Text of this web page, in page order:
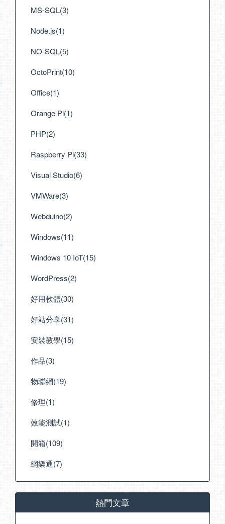
MS-SQL(3)
Node.js(1)
NO-SQL(5)
OctoPrint(10)
Office(1)
Orange Pi(1)
PHP(2)
Raspberry Pi(33)
Visual Studio(6)
VMWare(3)
Webduino(2)
Windows(11)
Windows 10 IoT(15)
WordPress(2)
好用軟體(30)
好站分享(31)
安裝教學(15)
作品(3)
物聯網(19)
修理(1)
效能測試(1)
開箱(109)
網樂通(7)
熱門文章